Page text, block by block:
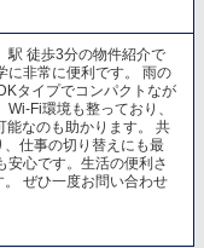
徒歩3分の物件紹介で
に非常に便利です。 雨の
タイプでコンパクトなが
Fi環境も整っており、
能なのも助かります。 共
仕事の切り替えにも最
安心です。生活の便利さ
ぜひ一度お問い合わせ